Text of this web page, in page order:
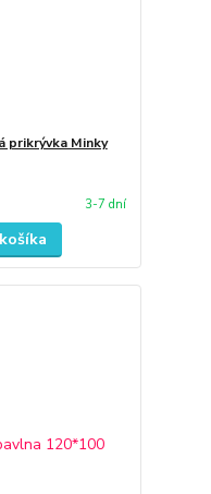
prikrývka Minky
3-7 dní